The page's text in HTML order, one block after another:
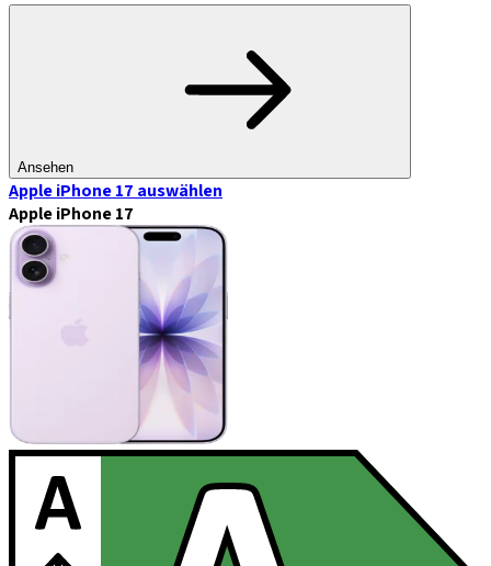
Ansehen
Apple iPhone 17 auswählen
Apple iPhone 17